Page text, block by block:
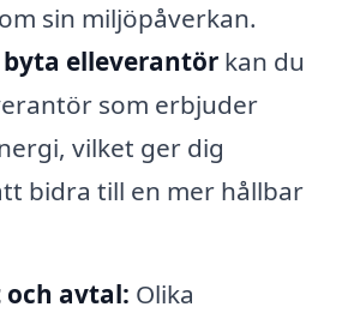
sin miljöpåverkan.
byta elleverantörkan du
som erbjuder
vilket ger dig
bidra till en mer hållbar
avtal: Olika